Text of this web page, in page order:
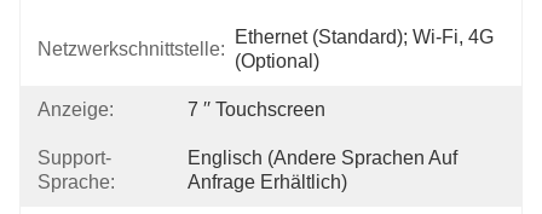
Netzwerkschnittstelle:
Ethernet (Standard); Wi-Fi, 4G
(optional)
Anzeige: 7 ′′ Touchscreen
Support-
Sprache:
Englisch (andere Sprachen Auf
Anfrage Erhältlich)